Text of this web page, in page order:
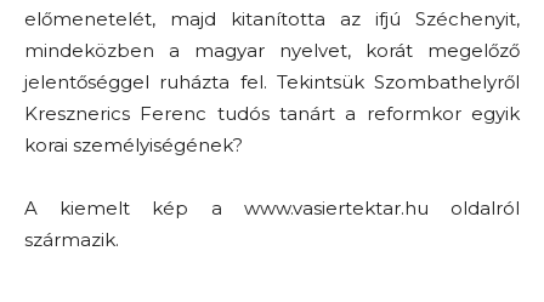
előmenetelét, majd kitanította az ifjú Széchenyit,
mindeközben a magyar nyelvet, korát megelőző
jelentőséggel ruházta fel. Tekintsük Szombathelyről
Kresznerics Ferenc tudós tanárt a reformkor egyik
korai személyiségének?
A kiemelt kép a www.vasiertektar.hu oldalról
származik.